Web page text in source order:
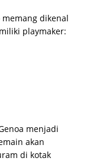
dikenal
playmaker:
menjadi
akan
di kotak